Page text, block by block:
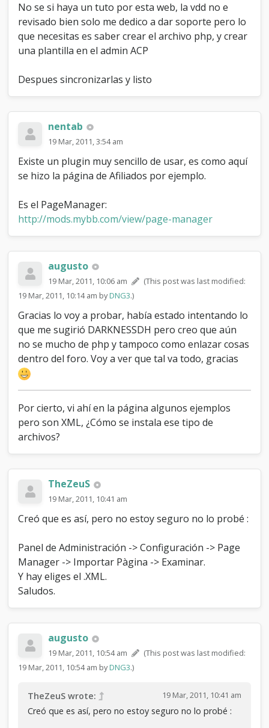
o
r
o
No se si haya un tuto por esta web, la vdd no e
revisado bien solo me dedico a dar soporte pero lo
que necesitas es saber crear el archivo php, y crear
una plantilla en el admin ACP
Despues sincronizarlas y listo
nentab
19 Mar, 2011, 3:54 am
Existe un plugin muy sencillo de usar, es como aquí
se hizo la página de Afiliados por ejemplo.
Es el PageManager:
http://mods.mybb.com/view/page-manager
augusto
19 Mar, 2011, 10:06 am
(This post was last modified:
19 Mar, 2011, 10:14 am byDNG3.)
Gracias lo voy a probar, había estado intentando lo
que me sugirió DARKNESSDH pero creo que aún
no se mucho de php y tampoco como enlazar cosas
dentro del foro. Voy a ver que tal va todo, gracias
Por cierto, vi ahí en la página algunos ejemplos
pero son XML, ¿Cómo se instala ese tipo de
archivos?
TheZeuS
19 Mar, 2011, 10:41 am
Creó que es así, pero no estoy seguro no lo probé :
Panel de Administración -> Configuración -> Page
Manager -> Importar Pàgina -> Examinar.
Y hay eliges el .XML.
Saludos.
augusto
19 Mar, 2011, 10:54 am
(This post was last modified:
19 Mar, 2011, 10:54 am byDNG3.)
19 Mar, 2011, 10:41 am
TheZeuS wrote:
Creó que es así, pero no estoy seguro no lo probé :